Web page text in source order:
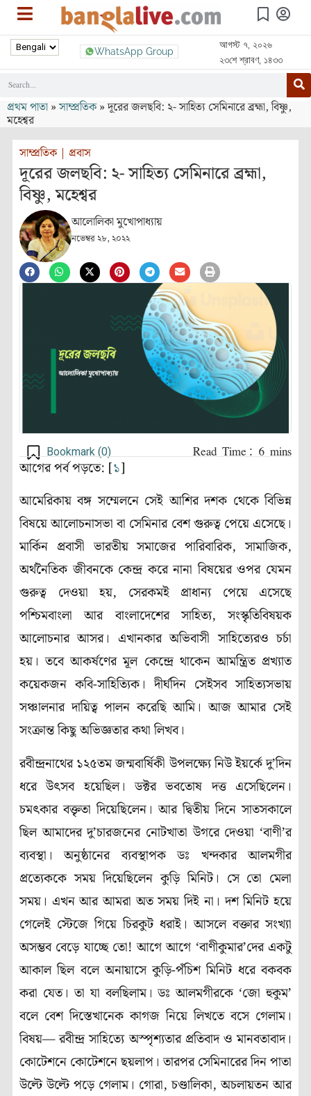
WhatsApp Group
আগস্ট ৭, ২০২৬
২৩শে শ্রাবণ, ১৪৩৩
প্রথম পাতা »সাম্প্রতিক»দূরের জলছবি: ২- সাহিত্য সেমিনারে ব্রহ্মা, বিষ্ণু,
মহেশ্বর
সাম্প্রতিক| প্রবাস
দূরের জলছবি: ২- সাহিত্য সেমিনারে ব্রহ্মা,
বিষ্ণু, মহেশ্বর
আলোলিকা মুখোপাধ্যায়
নভেম্বর ২৮, ২০২২
Bookmark (0)
আগের পর্ব পড়তে: [১]
আমেরিকায় বঙ্গ সম্মেলনে সেই আশির দশক থেকে বিভিন্ন
বিষয়ে আলোচনাসভা বা সেমিনার বেশ গুরুত্ব পেয়ে এসেছে।
মার্কিন প্রবাসী ভারতীয় সমাজের পারিবারিক, সামাজিক,
অর্থনৈতিক জীবনকে কেন্দ্র করে নানা বিষয়ের ওপর যেমন
গুরুত্ব দেওয়া হয়, সেরকমই প্রাধান্য পেয়ে এসেছে
পশ্চিমবাংলা আর বাংলাদেশের সাহিত্য, সংস্কৃতিবিষয়ক
আলোচনার আসর। এখানকার অভিবাসী সাহিত্যেরও চর্চা
হয়। তবে আকর্ষণের মূল কেন্দ্রে থাকেন আমন্ত্রিত প্রখ্যাত
কয়েকজন কবি-সাহিত্যিক। দীর্ঘদিন সেইসব সাহিত্যসভায়
সঞ্চালনার দায়িত্ব পালন করেছি আমি। আজ আমার সেই
সংক্রান্ত কিছু অভিজ্ঞতার কথা লিখব।
রবীন্দ্রনাথের ১২৫তম জন্মবার্ষিকী উপলক্ষ্যে নিউ ইয়র্কে দু’দিন
ধরে উৎসব হয়েছিল। ডক্টর ভবতোষ দত্ত এসেছিলেন।
চমৎকার বক্তৃতা দিয়েছিলেন। আর দ্বিতীয় দিনে সাতসকালে
ছিল আমাদের দু’চারজনের নোটখাতা উগরে দেওয়া ‘বাণী’র
ব্যবস্থা। অনুষ্ঠানের ব্যবস্থাপক ডঃ খন্দকার আলমগীর
প্রত্যেককে সময় দিয়েছিলেন কুড়ি মিনিট। সে তো মেলা
সময়। এখন আর আমরা অত সময় দিই না। দশ মিনিট হয়ে
গেলেই স্টেজে গিয়ে চিরকুট ধরাই। আসলে বক্তার সংখ্যা
অসম্ভব বেড়ে যাচ্ছে তো! আগে আগে ‘বাণীকুমার’দের একটু
আকাল ছিল বলে অনায়াসে কুড়ি-পঁচিশ মিনিট ধরে বকবক
করা যেত। তা যা বলছিলাম। ডঃ আলমগীরকে ‘জো হুকুম’
বলে বেশ দিস্তেখানেক কাগজ নিয়ে লিখতে বসে গেলাম।
বিষয়— রবীন্দ্র সাহিত্যে অস্পৃশ্যতার প্রতিবাদ ও মানবতাবাদ।
কোটেশনে কোটেশনে ছয়লাপ। তারপর সেমিনারের দিন পাতা
উল্টে উল্টে পড়ে গেলাম। গোরা, চণ্ডালিকা, অচলায়তন আর